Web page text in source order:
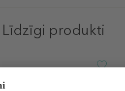
Līdzīgi produkti